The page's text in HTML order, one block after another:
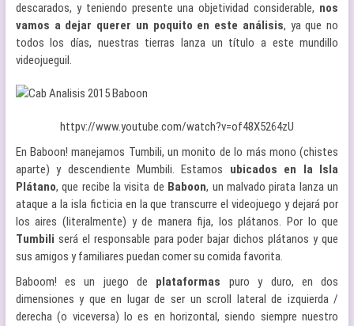
descarados, y teniendo presente una objetividad considerable, nos
vamos a dejar querer un poquito en este análisis, ya que no
todos los días, nuestras tierras lanza un título a este mundillo
videojueguil.
httpv://www.youtube.com/watch?v=of48X5264zU
En Baboon! manejamos Tumbili, un monito de lo más mono (chistes
aparte) y descendiente Mumbili. Estamos ubicados en la Isla
Plátano, que recibe la visita de Baboon, un malvado pirata lanza un
ataque a la isla ficticia en la que transcurre el videojuego y dejará por
los aires (literalmente) y de manera fija, los plátanos. Por lo que
Tumbili será el responsable para poder bajar dichos plátanos y que
sus amigos y familiares puedan comer su comida favorita.
Baboom! es un juego de plataformas puro y duro, en dos
dimensiones y que en lugar de ser un scroll lateral de izquierda /
derecha (o viceversa) lo es en horizontal, siendo siempre nuestro